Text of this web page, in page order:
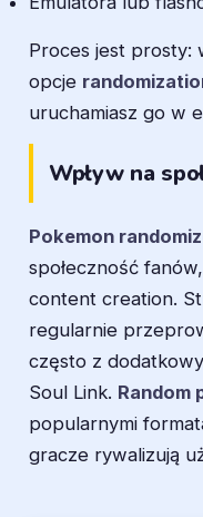
Proces jest prosty:
opcje
uruchamiasz go w
Wpływ na
Pokemon
społeczność
content creation.
regularnie
często z
Soul Link. Random
popularnymi
gracze rywalizują